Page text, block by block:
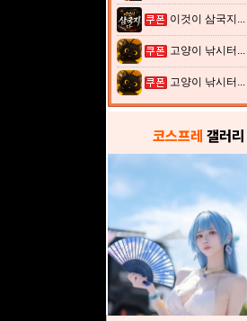
이것이 삼국지...
고양이 낚시터...
고양이 낚시터...
코스프레 갤러리